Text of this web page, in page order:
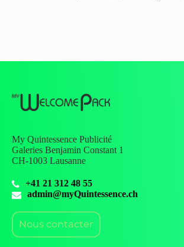
My Quintessence Publicité
Galeries Benjamin Constant 1
CH-1003 Lausanne
+41 21 312 48 55
admin@myQuintessence.ch
Nous contacter